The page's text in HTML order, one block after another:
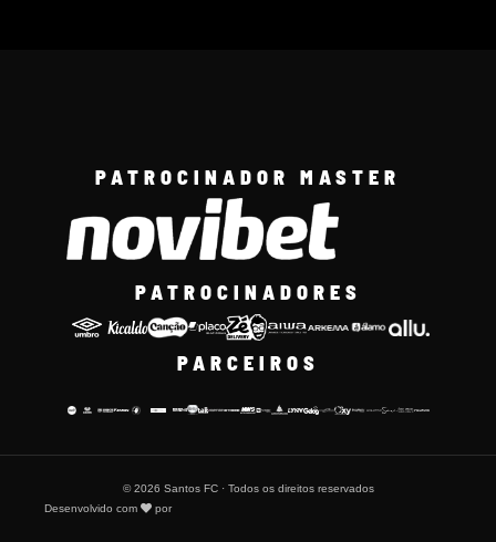
PATROCINADOR MASTER
PATROCINADORES
PARCEIROS
© 2026 Santos FC · Todos os direitos reservados
Desenvolvido com
por